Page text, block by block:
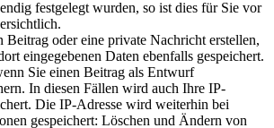
festgelegt wurden, so ist dies für Sie vor
Beitrag oder eine private Nachricht erstellen,
eingegebenen Daten ebenfalls gespeichert.
Sie einen Beitrag als Entwurf
In diesen Fällen wird auch Ihre IP-
Die IP-Adresse wird weiterhin bei
gespeichert: Löschen und Ändern von